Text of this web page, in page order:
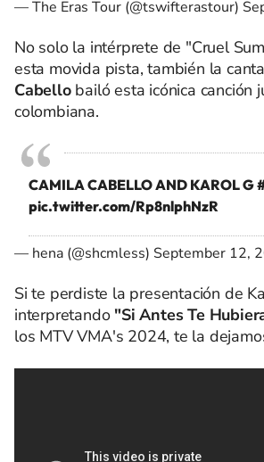
— The Eras Tour (@tswifterastour)
No solo la intérprete de "Cruel
esta movida pista, también la
Cabellobailó esta icónica canción
colombiana.
CAMILA CABELLO AND KAROL G
pic.twitter.com/Rp8nlphNzR
— hena (@shcmless) September 12,
Si te perdiste la presentación de
interpretando "Si Antes Te
los MTV VMA's 2024, te la